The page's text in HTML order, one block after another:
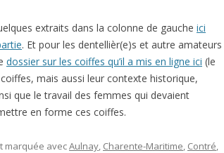
extraits dans la colonne de gauche ici
. Et pour les dentellièr(e)s et autre amateurs
dossier sur les coiffes qu’il a mis en ligne ici (le
mais aussi leur contexte historique,
que le travail des femmes qui devaient
en forme ces coiffes.
marquée avecAulnay, Charente-Maritime, Contré,